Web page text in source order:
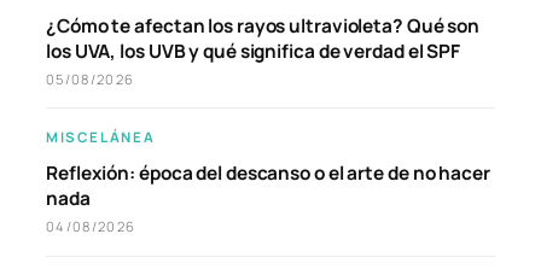
¿Cómo te afectan los rayos ultravioleta? Qué son
los UVA, los UVB y qué significa de verdad el SPF
05/08/2026
MISCELÁNEA
Reflexión: época del descanso o el arte de no hacer
nada
04/08/2026